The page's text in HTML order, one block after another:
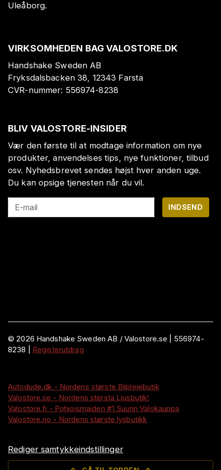
Uleåborg.
VIRKSOMHEDEN BAG VALOSTORE.DK
Handshake Sweden AB
Fryksdalsbacken 38, 12343 Farsta
CVR-nummer: 556974-8238
BLIV VALOSTORE-INSIDER
Vær den første til at modtage information om nye
produkter, anvendelses tips, nye funktioner, tilbud
osv. Nyhedsbrevet sendes højst hver anden uge.
Du kan opsige tjenesten når du vil.
E-mail INDSEND
©2026 Handshake Sweden AB / Valostore.se | 556974-
8238
Registerutdrag
Autodude.dk - Nordens største Bilplejebutik
Valostore.se - Nordens största Ljusbutik!
Valostore.fi - Pohjoismaiden #1 Suurin Valokauppa
Valostore.no - Nordens største lysbutikk
Rediger samtykkeindstillinger